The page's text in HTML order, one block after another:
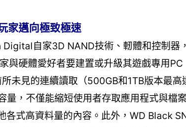
家邁向極致極速
自家3D NAND技術、軔體和控制器
與硬體愛好者要建置或升級其遊戲專用
未見的連續讀取（500GB和1TB版本最
，不僅能縮短使用者存取應用程式與檔
式高資料量的內容。此外，WD Black